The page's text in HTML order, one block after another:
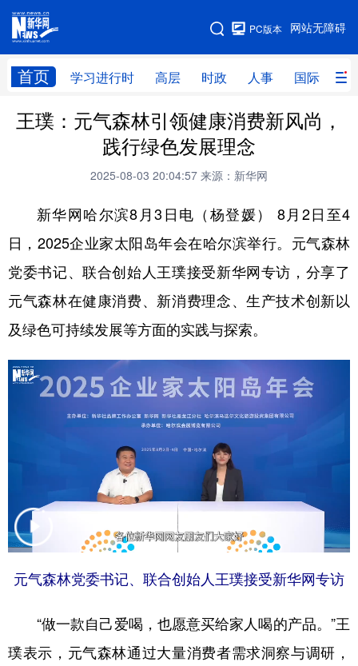
网站无障碍
PC版本
首页 学习进行时 高层 时政 人事 国际 财
网站地图
学习进行时 高层 时政 人事
财经 网评
科技 科创 量子 体育
书画 健康
法律 中央文件 金融
学术中国 乡村振兴 银龄 溯源中国
旅游 能源
娱乐 时尚
一带一路 亚太网
文化产业
地方频道
北京 天津 河北 山西
辽宁 吉林 上海 江苏
王璞：元气森林引领健康消费新风尚，
践行绿色发展理念
2025-08-03 20:04:57 来源：新华网
新华网哈尔滨8月3日电（杨登媛） 8月2日至4
日，2025企业家太阳岛年会在哈尔滨举行。元气森林
党委书记、联合创始人王璞接受新华网专访，分享了
元气森林在健康消费、新消费理念、生产技术创新以
及绿色可持续发展等方面的实践与探索。
元气森林党委书记、联合创始人王璞接受新华网专访
“做一款自己爱喝，也愿意买给家人喝的产品。”王
璞表示，元气森林通过大量消费者需求洞察与调研，